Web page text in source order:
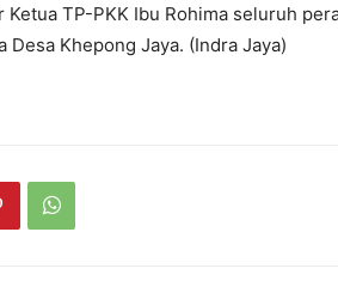
TP-PKK Ibu Rohima seluruh
Khepong Jaya. (Indra Jaya)